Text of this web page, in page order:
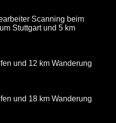
Scanning beim
Stuttgart und 5 km
und 12 km Wanderung
und 18 km Wanderung